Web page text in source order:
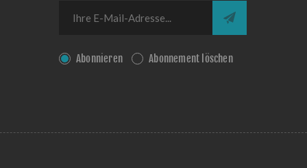
Abonnieren Abonnement löschen